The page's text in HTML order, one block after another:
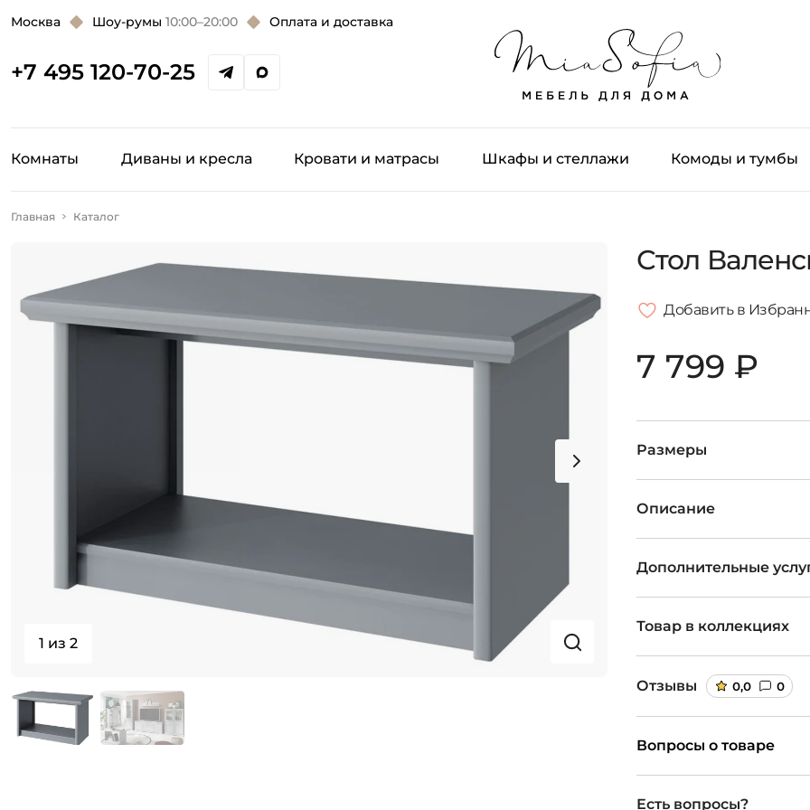
Москва Шоу-румы 10:00–20:00 Оплата и доставка
+7 495 120-70-25
Комнаты Диваны и кресла Кровати и матрасы Шкафы и стеллажи Комоды и тумбы
Главная Каталог
1 из 2
Стол
Добавить в
7 799 ₽
Размеры
Описание
Дополнительные
Товар в коллекциях
Отзывы 0,0 0
Вопросы о товаре
Есть вопросы?